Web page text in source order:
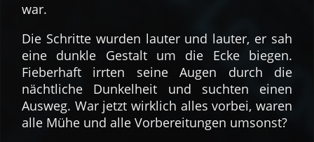
war.
Die Schritte wurden lauter und lauter, er sah
eine dunkle Gestalt um die Ecke biegen.
Fieberhaft irrten seine Augen durch die
nächtliche Dunkelheit und suchten einen
Ausweg. War jetzt wirklich alles vorbei, waren
alle Mühe und alle Vorbereitungen umsonst?